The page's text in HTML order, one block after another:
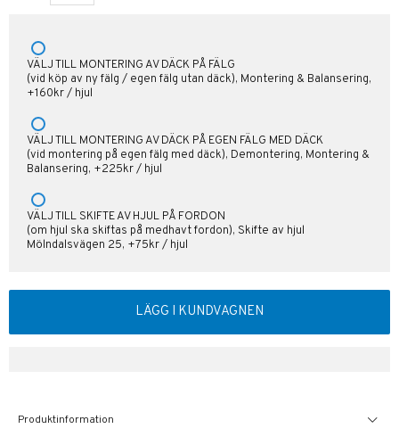
VÄLJ TILL MONTERING AV DÄCK PÅ FÄLG
(vid köp av ny fälg / egen fälg utan däck), Montering & Balansering,
+160kr / hjul
VÄLJ TILL MONTERING AV DÄCK PÅ EGEN FÄLG MED DÄCK
(vid montering på egen fälg med däck), Demontering, Montering &
Balansering, +225kr / hjul
VÄLJ TILL SKIFTE AV HJUL PÅ FORDON
(om hjul ska skiftas på medhavt fordon), Skifte av hjul
Mölndalsvägen 25, +75kr / hjul
LÄGG I KUNDVAGNEN
Produktinformation